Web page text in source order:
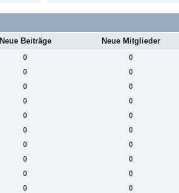
Neue Beiträge Neue Mitglieder
0
0
0
0
0
0
0
0
0
0
0
0
0
0
0
0
0
0
0
0